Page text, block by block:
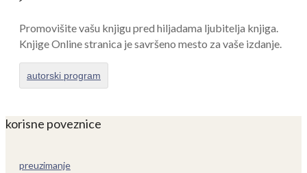
Promovišite vašu knjigu pred hiljadama ljubitelja knjiga.
Knjige Online stranica je savršeno mesto za vaše izdanje.
autorski program
korisne poveznice
preuzimanje